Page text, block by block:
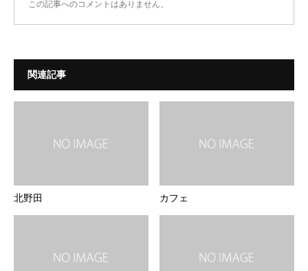
この記事へのコメントはありません。
関連記事
北野田 カフェ